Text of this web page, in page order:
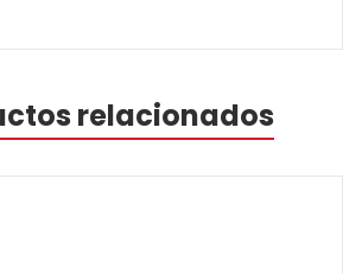
relacionados